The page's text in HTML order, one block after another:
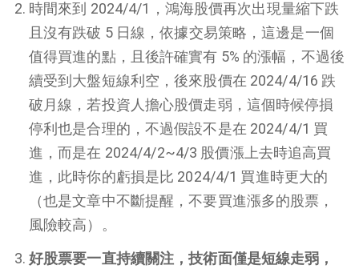
時間來到 2024/4/1，鴻海股價再次出現量縮下跌
且沒有跌破 5 日線，依據交易策略，這邊是一個
值得買進的點，且後許確實有 5% 的漲幅，不過後
續受到大盤短線利空，後來股價在 2024/4/16 跌
破月線，若投資人擔心股價走弱，這個時候停損
停利也是合理的，不過假設不是在 2024/4/1 買
進，而是在 2024/4/2~4/3 股價漲上去時追高買
進，此時你的虧損是比 2024/4/1 買進時更大的
（也是文章中不斷提醒，不要買進漲多的股票，
風險較高）。
好股票要一直持續關注，技術面僅是短線走弱，